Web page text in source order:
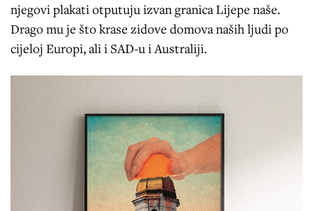
njegovi plakati otputuju izvan granica Lijepe naše.
Drago mu je što krase zidove domova naših ljudi po
cijeloj Europi, ali i SAD-u i Australiji.